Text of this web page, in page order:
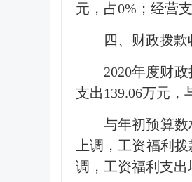
元，占0%；经营
四、财政拨
2020年度财
支出139.06万元，
与年初预算数
上调，工资福利
调，工资福利支出